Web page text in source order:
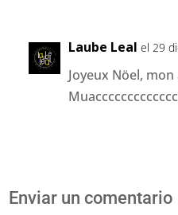
Laube Leal el 29
Joyeux Nöel, mon
Enviar un comentario